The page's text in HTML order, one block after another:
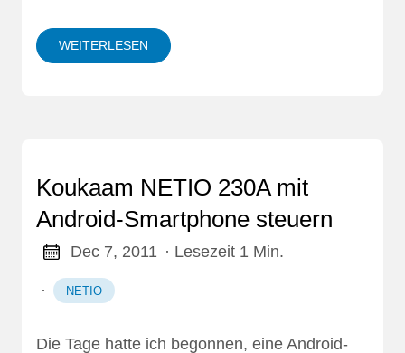
WEITERLESEN
Koukaam NETIO 230A mit
Android-Smartphone steuern
Dec 7, 2011 · Lesezeit 1 Min.
· NETIO
Die Tage hatte ich begonnen, eine Android-